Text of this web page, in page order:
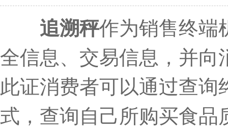
追溯秤作为销售终端
全信息、交易信息，并向
此证消费者可以通过查
式，查询自己所购买食品